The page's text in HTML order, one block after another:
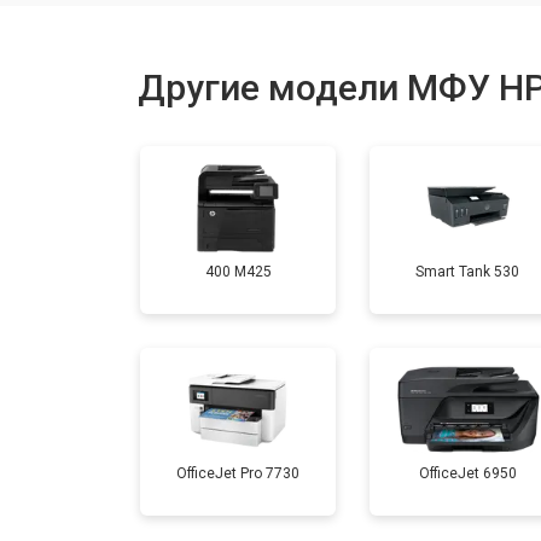
Замена печатной головки
Замена Wi-Fi
Замена блока питания
Другие модели МФУ
400 M425 Smart Tank 530
OfficeJet Pro 7730 OfficeJet 6950